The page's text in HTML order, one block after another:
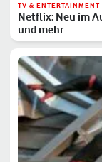
TV & ENTERTAINMENT
Netflix: Neu im
und mehr